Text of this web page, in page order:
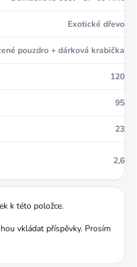
Exotické dřevo
pouzdro + dárková krabička
120
95
23
2,6
k této položce.
vkládat příspěvky. Prosím